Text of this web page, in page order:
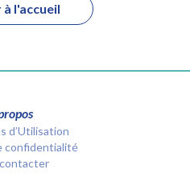
l'accueil
d’Utilisation
confidentialité